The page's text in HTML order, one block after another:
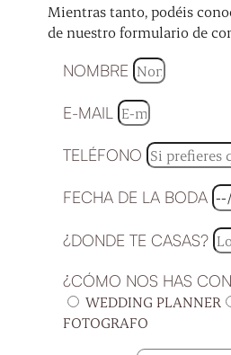
Mientras tanto, podéis
de nuestro formulario de
NOMBRE
E-MAIL
TELÉFONO
FECHA DE LA BODA
¿DONDE TE CASAS?
¿CÓMO NOS HAS
WEDDING PLANNER
FOTOGRAFO